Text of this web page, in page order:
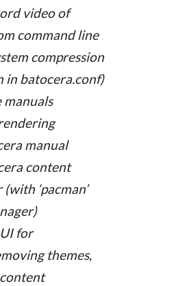
video of
command line
compression
in batocera.conf)
manuals
manual
content
‘pacman’
for
themes,